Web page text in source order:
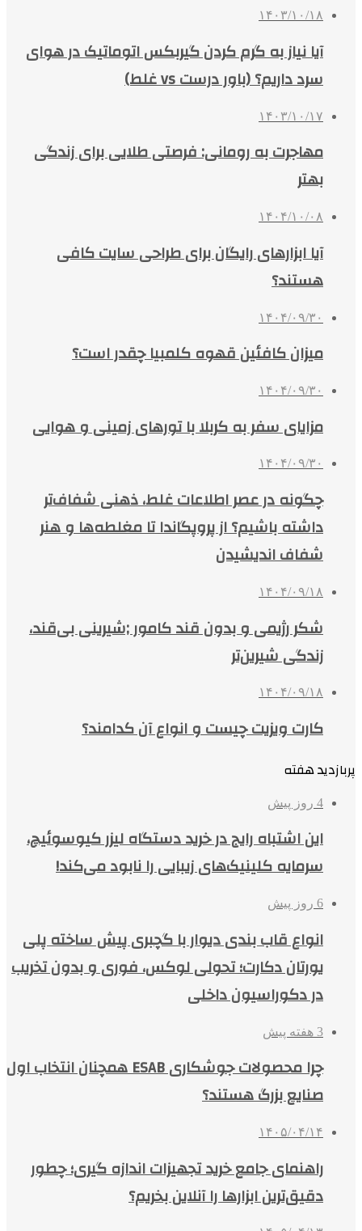
۱۴۰۳/۱۰/۱۸
آیا نیاز به گرم کردن گیربکس اتوماتیک در هوای
سرد داریم؟ (باور درست vs غلط)
۱۴۰۳/۱۰/۱۷
مهاجرت به رومانی: فرصتی طلایی برای زندگی
بهتر
۱۴۰۴/۱۰/۰۸
آیا ابزارهای رایگان برای طراحی سایت کافی
هستند؟
۱۴۰۴/۰۹/۳۰
میزان کافئین قهوه کلمبیا چقدر است؟
۱۴۰۴/۰۹/۳۰
مزایای سفر به کربلا با تورهای زمینی و هوایی
۱۴۰۴/۰۹/۳۰
چگونه در عصر اطلاعات غلط، ذهنی شفاف‌تر
داشته باشیم؟ از پروپگاندا تا مغلطه‌ها و هنر
شفاف اندیشیدن
۱۴۰۴/۰۹/۱۸
شکر رژیمی و بدون قند کامور ;شیرینی بی‌قند،
زندگی شیرین‌تر
۱۴۰۴/۰۹/۱۸
کارت ویزیت چیست و انواع آن کدامند؟
پربازدید هفته
4 روز پیش
این اشتباه رایج در خرید دستگاه لیزر کیوسوئیچ،
سرمایه کلینیک‌های زیبایی را نابود می‌کند!
6 روز پیش
انواع قاب بندی دیوار با گچبری پیش ساخته پلی
یورتان دکارت؛ تحولی لوکس، فوری و بدون تخریب
در دکوراسیون داخلی
3 هفته پیش
چرا محصولات جوشکاری ESAB همچنان انتخاب اول
صنایع بزرگ هستند؟
۱۴۰۵/۰۴/۱۴
راهنمای جامع خرید تجهیزات اندازه گیری؛ چطور
دقیق‌ترین ابزارها را آنلاین بخریم؟